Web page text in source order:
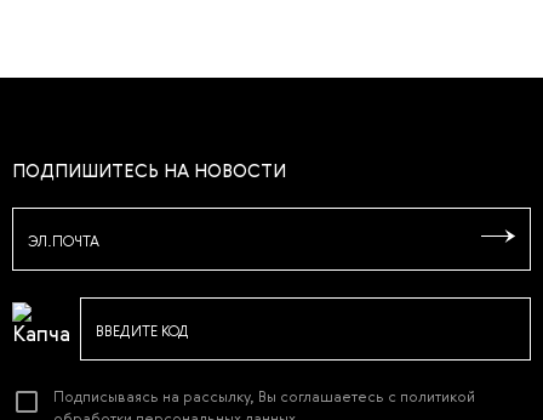
ПОДПИШИТЕСЬ НА НОВОСТИ
ЭЛ.ПОЧТА
ВВЕДИТЕ КОД
Подписываясь на рассылку, Вы соглашаетесь с политикой